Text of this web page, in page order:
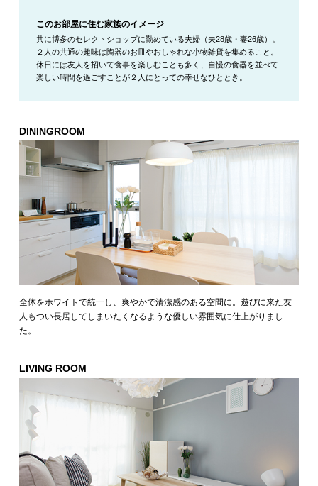
このお部屋に住む家族のイメージ
共に博多のセレクトショップに勤めている夫婦（夫28歳・妻26歳）。
２人の共通の趣味は陶器のお皿やおしゃれな小物雑貨を集めること。
休日には友人を招いて食事を楽しむことも多く、自慢の食器を並べて
楽しい時間を過ごすことが２人にとっての幸せなひととき。
DININGROOM
全体をホワイトで統一し、爽やかで清潔感のある空間に。遊びに来た友
人もつい長居してしまいたくなるような優しい雰囲気に仕上がりまし
た。
LIVING ROOM